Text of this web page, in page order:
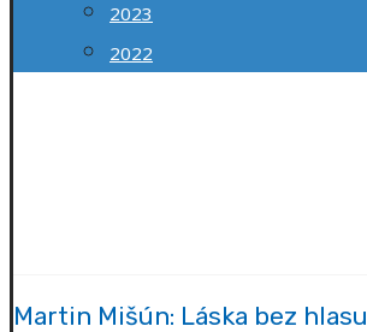
2023
2022
Martin Mišún: Láska bez hlasu